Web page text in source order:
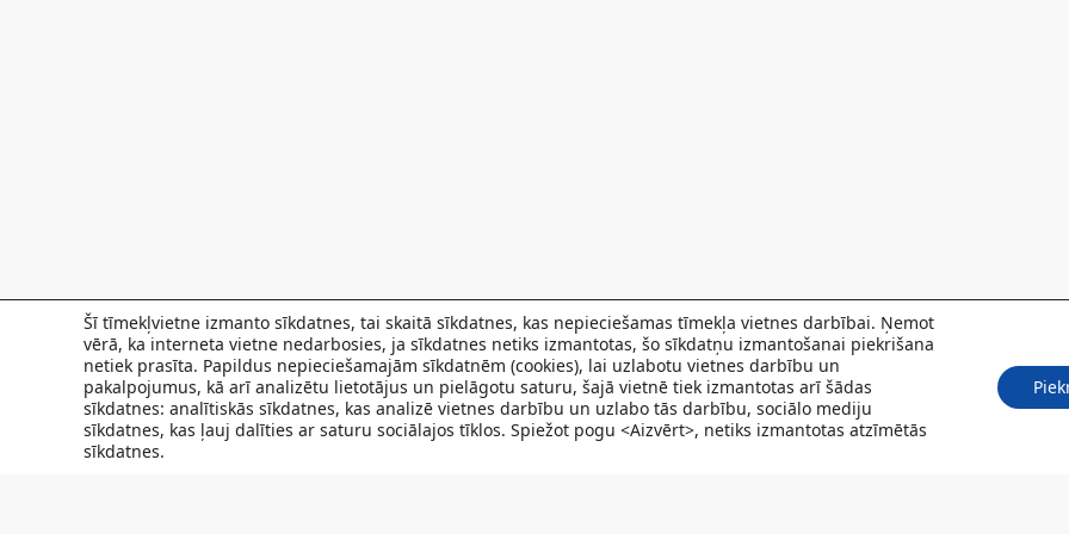
Šī tīmekļvietne izmanto sīkdatnes, tai skaitā sīkdatnes, kas nepieciešamas tīmekļa vietnes darbībai. Ņemot
vērā, ka interneta vietne nedarbosies, ja sīkdatnes netiks izmantotas, šo sīkdatņu izmantošanai piekrišana
netiek prasīta. Papildus nepieciešamajām sīkdatnēm (cookies), lai uzlabotu vietnes darbību un
pakalpojumus, kā arī analizētu lietotājus un pielāgotu saturu, šajā vietnē tiek izmantotas arī šādas
sīkdatnes: analītiskās sīkdatnes, kas analizē vietnes darbību un uzlabo tās darbību, sociālo mediju
sīkdatnes, kas ļauj dalīties ar saturu sociālajos tīklos. Spiežot pogu <Aizvērt>, netiks izmantotas atzīmētās
sīkdatnes.